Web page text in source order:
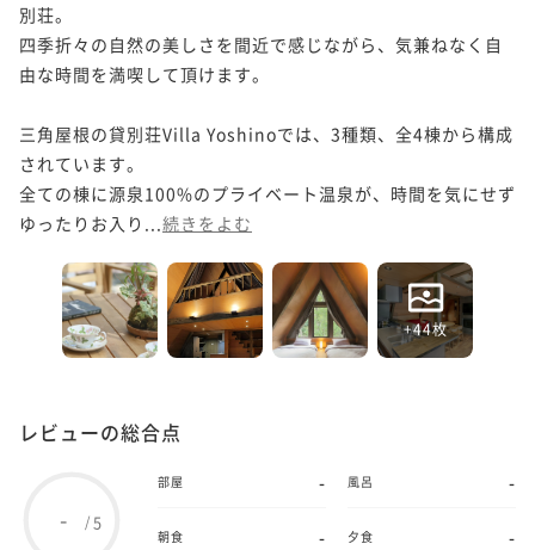
別荘。
四季折々の自然の美しさを間近で感じながら、気兼ねなく自
由な時間を満喫して頂けます。
三角屋根の貸別荘Villa Yoshinoでは、3種類、全4棟から構成
されています。
全ての棟に源泉100%のプライベート温泉が、時間を気にせず
ゆったりお入り... 続きをよむ
+44枚
レビューの総合点
- / 5
部屋 - 風呂 -
朝食 - 夕食 -